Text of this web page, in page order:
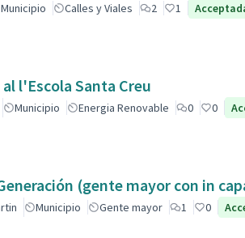
Municipio Calles y Viales 2 1
l'Escola Santa Creu
Municipio Energia Renovable 0 0
a la 4 Generación (gente mayor con in
Municipio Gente mayor 1 0